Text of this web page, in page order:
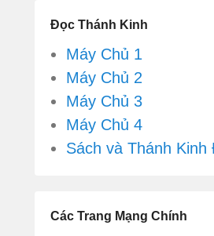
Đọc Thánh Kinh
Máy Chủ 1
Máy Chủ 2
Máy Chủ 3
Máy Chủ 4
Sách và Thánh
Các Trang Mạng Chính